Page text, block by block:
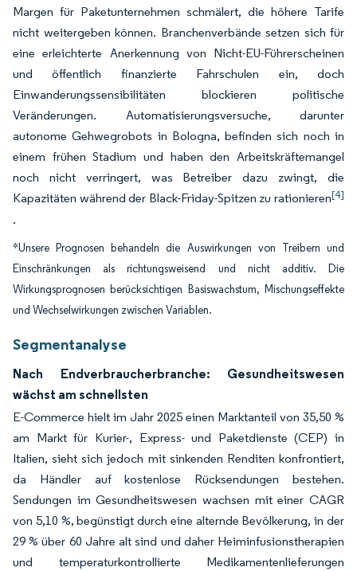
Margen für Paketunternehmen schmälert, die höhere Tarife
nicht weitergeben können. Branchenverbände setzen sich für
eine erleichterte Anerkennung von Nicht-EU-Führerscheinen
und öffentlich finanzierte Fahrschulen ein, doch
Einwanderungssensibilitäten blockieren politische
Veränderungen. Automatisierungsversuche, darunter
autonome Gehwegrobots in Bologna, befinden sich noch in
einem frühen Stadium und haben den Arbeitskräftemangel
noch nicht verringert, was Betreiber dazu zwingt, die
Kapazitäten während der Black-Friday-Spitzen zu rationieren[4]
.
*Unsere Prognosen behandeln die Auswirkungen von Treibern und
Einschränkungen als richtungsweisend und nicht additiv. Die
Wirkungsprognosen berücksichtigen Basiswachstum, Mischungseffekte
und Wechselwirkungen zwischen Variablen.
Segmentanalyse
Nach Endverbraucherbranche: Gesundheitswesen
wächst am schnellsten
E-Commerce hielt im Jahr 2025 einen Marktanteil von 35,50 %
am Markt für Kurier-, Express- und Paketdienste (CEP) in
Italien, sieht sich jedoch mit sinkenden Renditen konfrontiert,
da Händler auf kostenlose Rücksendungen bestehen.
Sendungen im Gesundheitswesen wachsen mit einer CAGR
von 5,10 %, begünstigt durch eine alternde Bevölkerung, in der
29 % über 60 Jahre alt sind und daher Heiminfusionstherapien
und temperaturkontrollierte Medikamentenlieferungen